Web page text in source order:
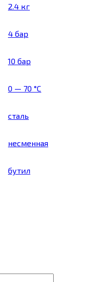
2.4 кг
4 бар
10 бар
0 — 70 °C
сталь
несменная
бутил